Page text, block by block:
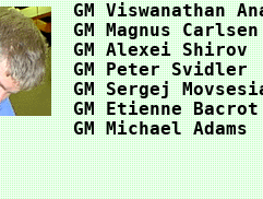
GM Viswanathan
GM Magnus
GM Alexei Shirov
GM Peter Svidler
GM Sergej
GM Etienne
GM Michael